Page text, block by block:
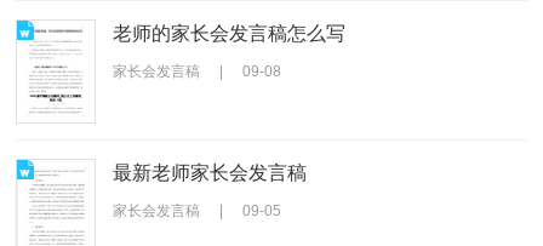
老师的家长会发言稿怎么写
家长会发言稿 09-08
最新老师家长会发言稿
家长会发言稿 09-05